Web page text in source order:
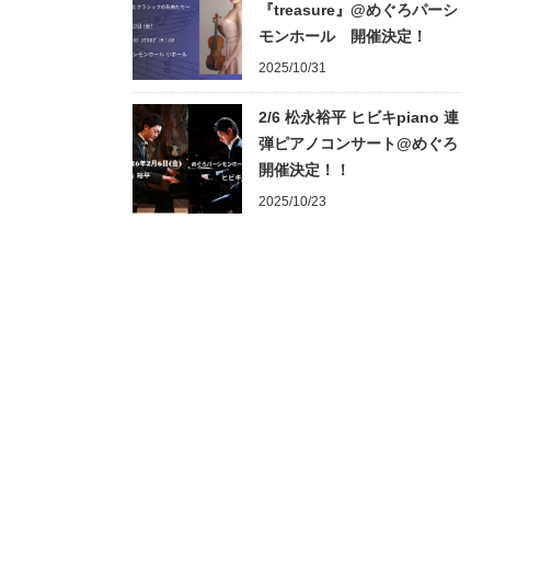
『treasure』@めぐろパーシ
モンホール 開催決定！
2025/10/31
2/6 松永裕平 ヒビキpiano 連
弾ピアノコンサート@めぐろ
開催決定！！
2025/10/23